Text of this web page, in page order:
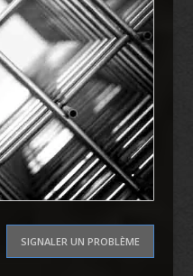
SIGNALER UN PROBLÈME